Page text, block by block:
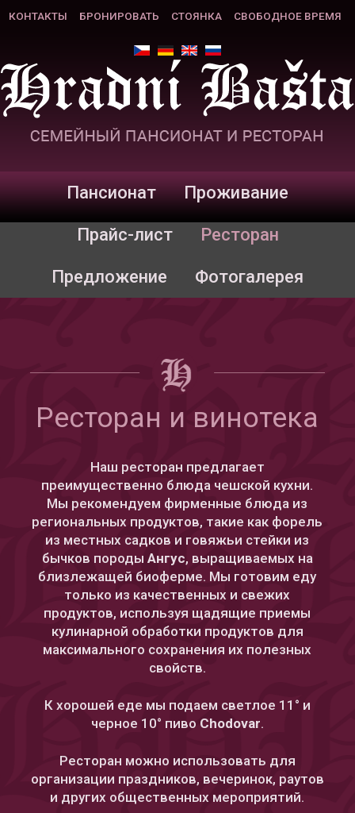
КОНТАКТЫ БРОНИРОВАТЬ СТОЯНКА СВОБОДНОЕ ВРЕМЯ
Пансионат Проживание
Прайс-лист Ресторан
Предложение Фотогалерея
Ресторан и винотека
Наш ресторан предлагает
преимущественно блюда чешской кухни.
Мы рекомендуем фирменные блюда из
региональных продуктов, такие как форель
из местных садков и говяжьи стейки из
бычков породы Aнгус, выращиваемых на
близлежащей биоферме. Мы готовим еду
только из качественных и свежих
продуктов, используя щадящие приемы
кулинарной обработки продуктов для
максимального сохранения их полезных
свойств.
К хорошей еде мы подаем светлое 11° и
черное 10° пиво Chodovar.
Ресторан можно использовать для
организации праздников, вечеринок, раутов
и других общественных мероприятий.